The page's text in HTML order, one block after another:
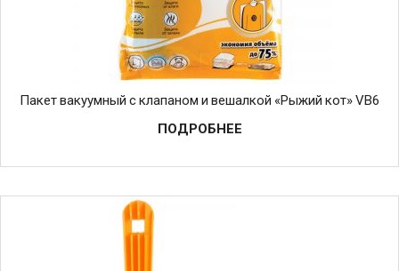
Пакет вакуумный с клапаном и вешалкой «Рыжий кот» VB6
ПОДРОБНЕЕ